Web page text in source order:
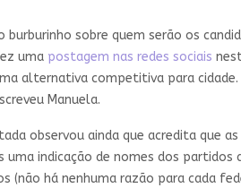
burburinho sobre quem serão os
uma postagem nas redes sociais
alternativa competitiva para cidade.
Manuela.
observou ainda que acredita que
uma indicação de nomes dos
(não há nenhuma razão para cada